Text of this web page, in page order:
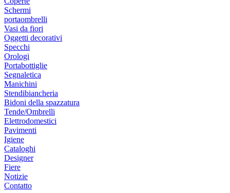
Schermi
portaombrelli
Vasi da fiori
Oggetti decorativi
Specchi
Orologi
Portabottiglie
Segnaletica
Manichini
Stendibiancheria
Bidoni della spazzatura
Tende/Ombrelli
Elettrodomestici
Pavimenti
Igiene
Cataloghi
Designer
Fiere
Notizie
Contatto